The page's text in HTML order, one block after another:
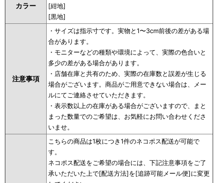
カラー
[紺地]
[黒地]
注意事項
・サイズは指示寸です。実物と1〜3cm前後の差がある場
合があります。
・モニターなどの種類や環境によって、実際の色合いと
多少の差がある場合があります。
・店舗在庫と共有のため、実際の在庫数と誤差が生じる
場合がございます。商品がご用意できない場合は、メー
ルにてご連絡させていただきます。
・表示数以上の在庫がある場合がございますので、まと
まった数量でのご希望は、お気軽にお問い合わせくださ
いませ。
こちらの商品は1枚につき1件のネコポス配送が可能で
す。
ネコポス配送をご希望の場合には、下記注意事項をご了
承いただいた上で[配送方法]を[追跡可能メール便]に変更